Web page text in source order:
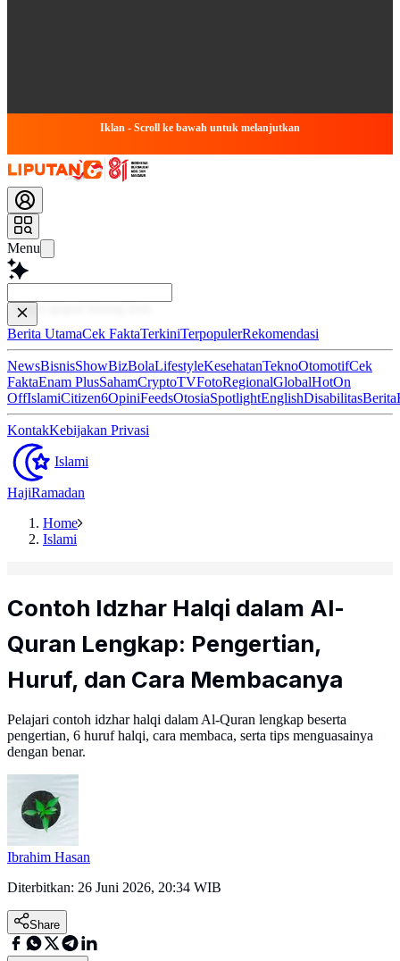
Iklan - Scroll ke bawah untuk melanjutkan
Menu
Baca lebih
Berita UtamaCek FaktaTerkiniTerpopulerRekomendasi
NewsBisnisShowBizBolaLifestyleKesehatanTeknoOtomotifCek
FaktaEnam PlusSahamCryptoTVFotoRegionalGlobalHotOn
OffIslamiCitizen6OpiniFeedsOtosiaSpotlightEnglishDisabilitasBerita
KontakKebijakan Privasi
Islami
HajiRamadan
Home
Islami
Contoh Idzhar Halqi dalam Al-
Quran Lengkap: Pengertian,
Huruf, dan Cara Membacanya
Pelajari contoh idzhar halqi dalam Al-Quran lengkap beserta
pengertian, 6 huruf halqi, cara membaca, serta tips menguasainya
dengan benar.
Ibrahim Hasan
Diterbitkan: 26 Juni 2026, 20:34 WIB
Share